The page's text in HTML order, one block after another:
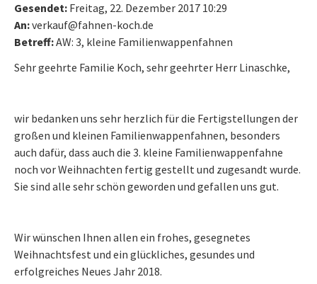
Gesendet: Freitag, 22. Dezember 2017 10:29
An:verkauf@fahnen-koch.de
Betreff:AW: 3, kleine Familienwappenfahnen
Sehr geehrte Familie Koch, sehr geehrter Herr Linaschke,
wir bedanken uns sehr herzlich für die Fertigstellungen der
großen und kleinen Familienwappenfahnen, besonders
auch dafür, dass auch die 3. kleine Familienwappenfahne
noch vor Weihnachten fertig gestellt und zugesandt wurde.
Sie sind alle sehr schön geworden und gefallen uns gut.
Wir wünschen Ihnen allen ein frohes, gesegnetes
Weihnachtsfest und ein glückliches, gesundes und
erfolgreiches Neues Jahr 2018.